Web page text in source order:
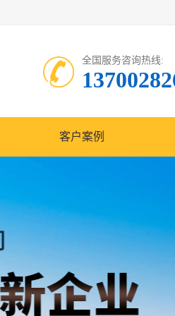
全国服务咨询热线:
客户案例